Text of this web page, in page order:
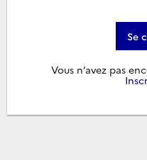
Se
Vous n’avez pas